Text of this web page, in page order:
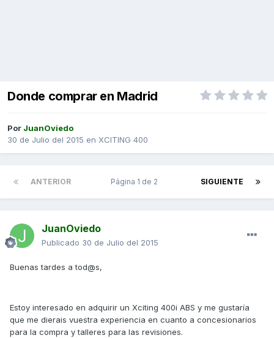
Donde comprar en Madrid
Por JuanOviedo
30 de Julio del 2015 en XCITING 400
ANTERIOR SIGUIENTE
Página 1 de 2
JuanOviedo
Publicado 30 de Julio del 2015
Buenas tardes a tod@s,
Estoy interesado en adquirir un Xciting 400i ABS y me gustaría
que me dierais vuestra experiencia en cuanto a concesionarios
para la compra y talleres para las revisiones.